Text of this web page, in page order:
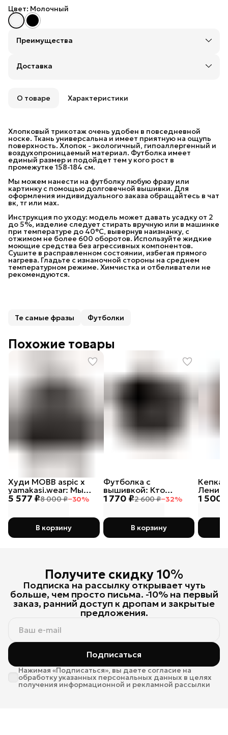
Цвет: Молочный
Преимущества
Оплата — картой, СБП или наличными
Доставка в пункты выдачи или до двери: Яндекс,
Бесплатная доставка в пункты выдачи заказов
предоставляется бесплатная доставка в пункты
выдачи СДЭК.
При заказе на сумму от 20 000 рублей
предоставляется бесплатная доставка Почтой
России.
Доставка
О товаре Характеристики
Хлопковый трикотаж очень удобен в повседневной
носке. Ткань универсальна и имеет приятную на ощупь
поверхность. Хлопок - экологичный, гипоаллергенный и
воздухопроницаемый материал. Футболка имеет
единый размер и подойдет тем у кого рост в
промежутке 158-184 см.
Мы можем нанести на футболку любую фразу или
картинку с помощью долговечной вышивки. Для
оформления индивидуального заказа обращайтесь в чат
вк, тг или мах.
Инструкция по уходу: модель может давать усадку от 2
до 5%, изделие следует стирать вручную или в машинке
при температуре до 40°C, вывернув наизнанку, с
отжимом не более 600 оборотов. Используйте жидкие
моющие средства без агрессивных компонентов.
Сушите в расправленном состоянии, избегая прямого
нагрева. Гладьте с изнаночной стороны на среднем
температурном режиме. Химчистка и отбеливатели не
рекомендуются.
Те самые фразы Футболки
Похожие товары
5 577 ₽8 000 ₽−30%
Худи MOBB aspic х
yamakasi.wear: Мы
русские, с нами Бог
В корзину
1 770 ₽2 600 ₽−32%
Футболка с
вышивкой: Кто
посеет зло в сердце
В корзину
1 500
Кепка
Получите скидку 10%
Подписка на рассылку открывает чуть
больше, чем просто письма. -10% на первый
заказ, ранний доступ к дропам и закрытые
предложения.
Подписаться
Нажимая «Подписаться», вы даете согласие на
обработку указанных персональных данных в целях
получения информационной и рекламной рассылки